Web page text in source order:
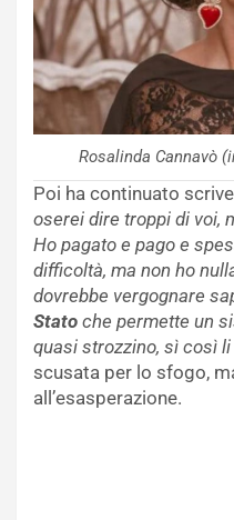
Rosalinda Cannavò
Poi ha continuato
oserei dire troppi di voi,
Ho pagato e pago e
difficoltà, ma non ho
dovrebbe vergognare
Stato che permette un
quasi strozzino, sì così
scusata per lo sfogo,
all’esasperazione.